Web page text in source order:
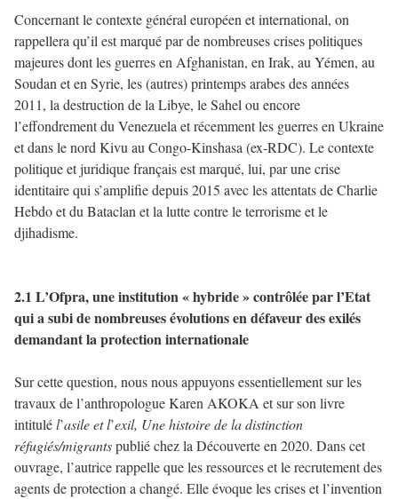
Concernant le contexte général européen et international, on
rappellera qu’il est marqué par de nombreuses crises politiques
majeures dont les guerres en Afghanistan, en Irak, au Yémen, au
Soudan et en Syrie, les (autres) printemps arabes des années
2011, la destruction de la Libye, le Sahel ou encore
l’effondrement du Venezuela et récemment les guerres en Ukraine
et dans le nord Kivu au Congo-Kinshasa (ex-RDC). Le contexte
politique et juridique français est marqué, lui, par une crise
identitaire qui s’amplifie depuis 2015 avec les attentats de Charlie
Hebdo et du Bataclan et la lutte contre le terrorisme et le
djihadisme.
2.1 L’Ofpra, une institution « hybride » contrôlée par l’Etat
qui a subi de nombreuses évolutions en défaveur des exilés
demandant la protection internationale
Sur cette question, nous nous appuyons essentiellement sur les
travaux de l’anthropologue Karen AKOKA et sur son livre
intitulél’asile et l’exil, Une histoire de la distinction
réfugiés/migrantspublié chez la Découverte en 2020. Dans cet
ouvrage, l’autrice rappelle que les ressources et le recrutement des
agents de protection a changé. Elle évoque les crises et l’invention